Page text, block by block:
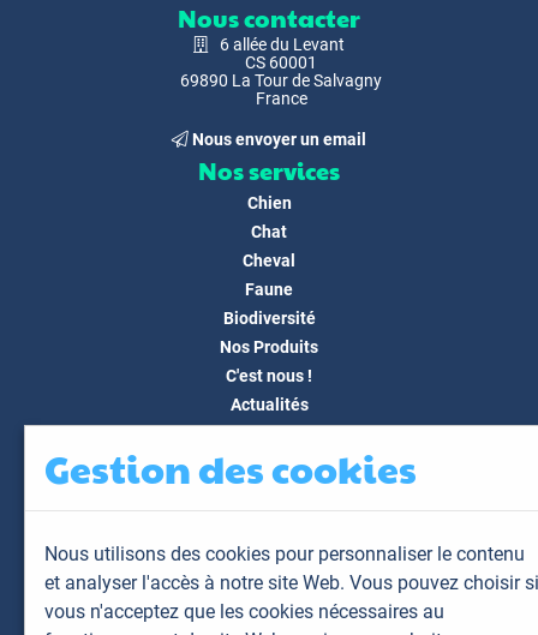
Nous contacter
6 allée du Levant
CS 60001
69890 La Tour de Salvagny
France
Nous envoyer un email
Nos services
Chien
Chat
Cheval
Faune
Biodiversité
Nos Produits
C'est nous !
Actualités
FAQ
Mon espace
Mes animaux
Mes résultats
Gestion des cookies
Nous utilisons des cookies pour personnaliser le contenu
et analyser l'accès à notre site Web. Vous pouvez choisir si
vous n'acceptez que les cookies nécessaires au